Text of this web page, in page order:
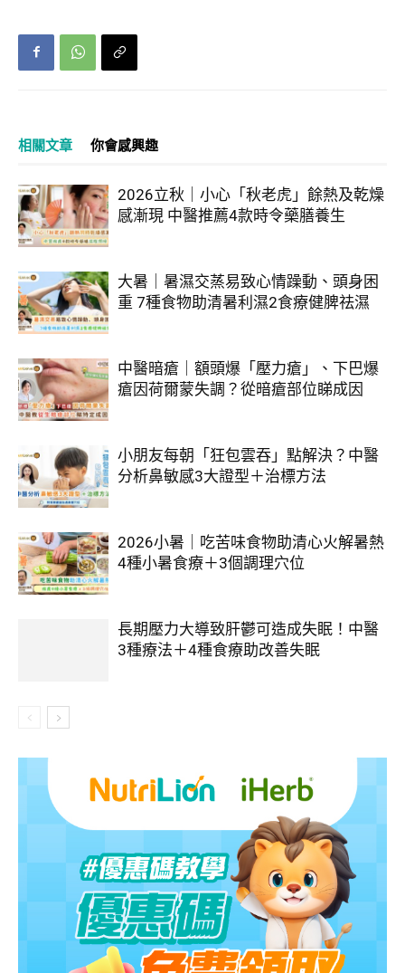
相關文章 你會感興趣
2026立秋｜小心「秋老虎」餘熱及乾燥
感漸現 中醫推薦4款時令藥膳養生
大暑｜暑濕交蒸易致心情躁動、頭身困
重 7種食物助清暑利濕2食療健脾祛濕
中醫暗瘡｜額頭爆「壓力瘡」、下巴爆
瘡因荷爾蒙失調？從暗瘡部位睇成因
小朋友每朝「狂包雲吞」點解決？中醫
分析鼻敏感3大證型＋治標方法
2026小暑｜吃苦味食物助清心火解暑熱
4種小暑食療＋3個調理穴位
長期壓力大導致肝鬱可造成失眠！中醫
3種療法＋4種食療助改善失眠